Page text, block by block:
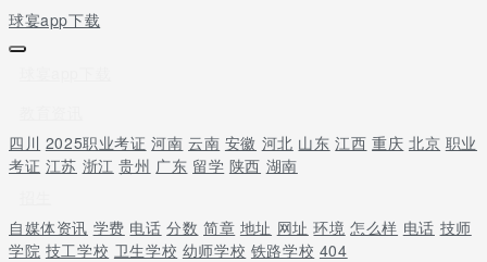
球宴app下载
四川 2025职业考证 河南 云南 安徽 河北 山东 江西 重庆 北京 职业
考证 江苏 浙江 贵州 广东 留学 陕西 湖南
自媒体资讯 学费 电话 分数 简章 地址 网址 环境 怎么样 电话 技师
学院 技工学校 卫生学校 幼师学校 铁路学校 404